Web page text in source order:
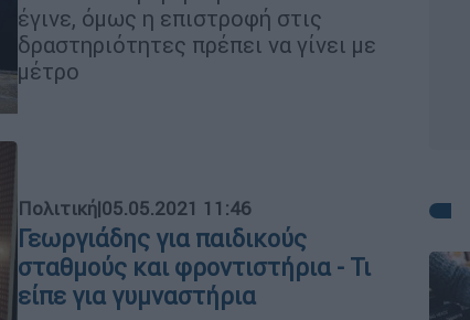
έγινε, όμως η επιστροφή στις
δραστηριότητες πρέπει να γίνει με
μέτρο
Πολιτική|05.05.2021 11:46
Γεωργιάδης για παιδικούς
σταθμούς και φροντιστήρια - Τι
είπε για γυμναστήρια